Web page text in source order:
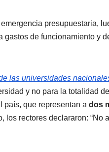
presupuestaria,
gastos de funcionamiento y
las universidades
y no para la totalidad
país, que representan a dos
los rectores declararon: “No